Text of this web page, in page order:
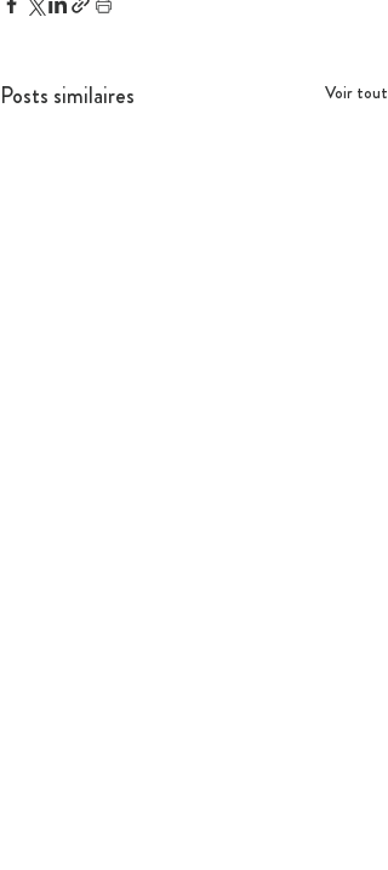
Posts similaires Voir tout